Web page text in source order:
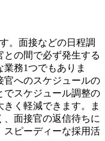
。面接などの日程調
の間で必ず発生する
務1つでもありま
官へのスケジュールの
でスケジュール調整の
く軽減できます。ま
面接官の返信待ちに
スピーディーな採用活